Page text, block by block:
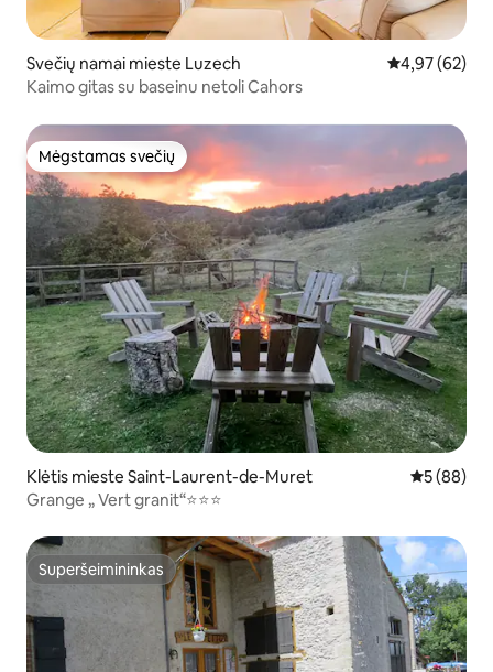
Svečių namai mieste Luzech Vidutinis
4,97 (62)
Kaimo gitas su baseinu netoli Cahors
Mėgstamas svečių
Mėgstamas svečių
Klėtis mieste Saint-Laurent-de-Muret Vidutinis
5 (88)
Grange „ Vert granit“⭐️⭐️⭐️
Superšeimininkas
Superšeimininkas